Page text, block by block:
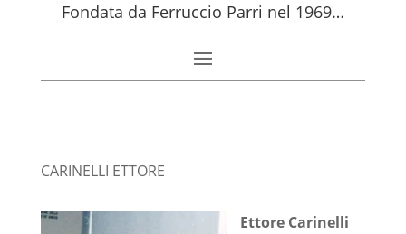
Fondata da Ferruccio Parri nel 1969…
CARINELLI ETTORE
Ettore Carinelli